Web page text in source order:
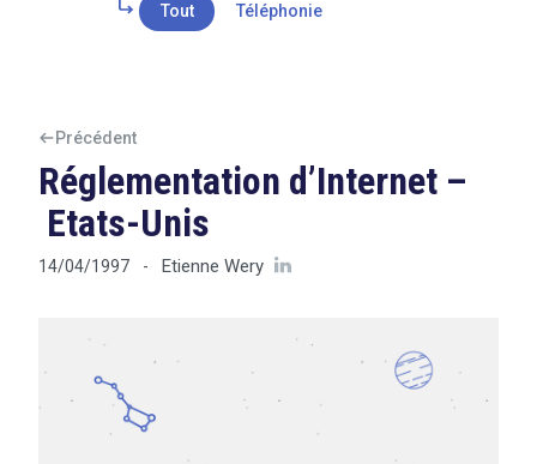
Tout Téléphonie
Précédent
Réglementation d’Internet –
Etats-Unis
14/04/1997 - Etienne Wery